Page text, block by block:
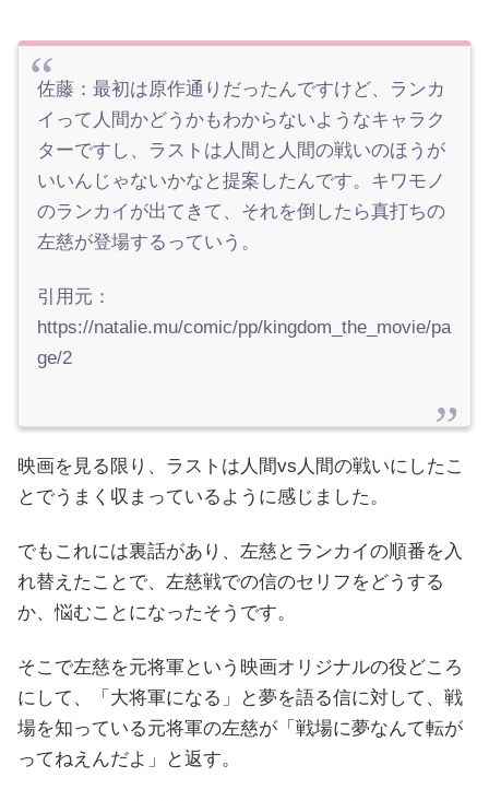
佐藤： 最初は原作通りだったんですけど、ランカ
イって人間かどうかもわからないようなキャラク
ターですし、ラストは人間と人間の戦いのほうが
いいんじゃないかなと提案したんです。キワモノ
のランカイが出てきて、それを倒したら真打ちの
左慈が登場するっていう。
引用元：
https://natalie.mu/comic/pp/kingdom_the_movie/pa
ge/2
映画を見る限り、ラストは人間vs人間の戦いにしたこ
とでうまく収まっているように感じました。
でもこれには裏話があり、左慈とランカイの順番を入
れ替えたことで、左慈戦での信のセリフをどうする
か、悩むことになったそうです。
そこで左慈を元将軍という映画オリジナルの役どころ
にして、「大将軍になる」と夢を語る信に対して、戦
場を知っている元将軍の左慈が「戦場に夢なんて転が
ってねえんだよ」と返す。